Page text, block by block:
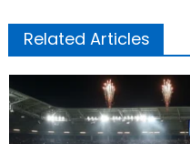
Related Articles